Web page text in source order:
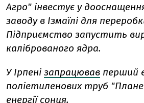
Агро" інвестує у
заводу в Ізмаїлі для
Підприємство запустить
каліброваного ядра.
У Ірпені запрацював перший
поліетиленових труб
енергії сонця.